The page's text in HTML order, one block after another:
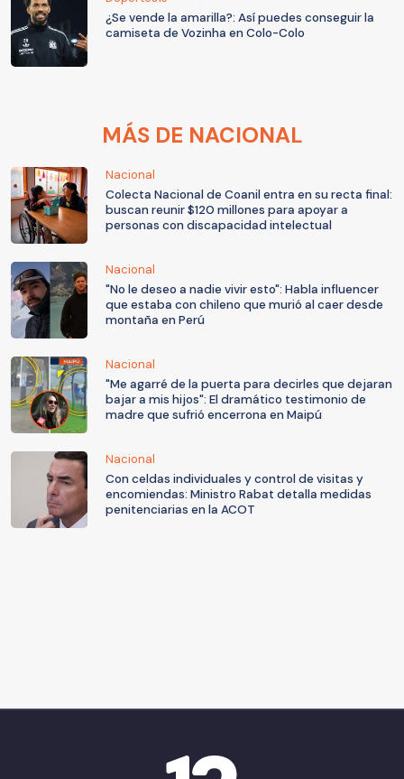
¿Se vende la amarilla?: Así puedes conseguir la
camiseta de Vozinha en Colo-Colo
MÁS DE NACIONAL
Nacional
Colecta Nacional de Coanil entra en su recta final:
buscan reunir $120 millones para apoyar a
personas con discapacidad intelectual
Nacional
"No le deseo a nadie vivir esto": Habla influencer
que estaba con chileno que murió al caer desde
montaña en Perú
Nacional
"Me agarré de la puerta para decirles que dejaran
bajar a mis hijos": El dramático testimonio de
madre que sufrió encerrona en Maipú
Nacional
Con celdas individuales y control de visitas y
encomiendas: Ministro Rabat detalla medidas
penitenciarias en la ACOT